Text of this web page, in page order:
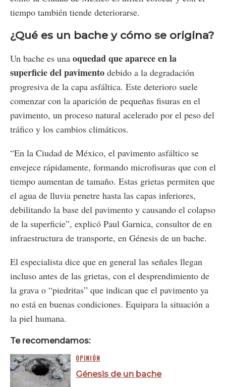
tiempo también tiende deteriorarse.
¿Qué es un bache y cómo se origina?
Un bache es una oquedad que aparece en la
superficie del pavimento debido a la degradación
progresiva de la capa asfáltica. Este deterioro suele
comenzar con la aparición de pequeñas fisuras en el
pavimento, un proceso natural acelerado por el peso del
tráfico y los cambios climáticos.
“En la Ciudad de México, el pavimento asfáltico se
envejece rápidamente, formando microfisuras que con el
tiempo aumentan de tamaño. Estas grietas permiten que
el agua de lluvia penetre hasta las capas inferiores,
debilitando la base del pavimento y causando el colapso
de la superficie”, explicó Paul Garnica, consultor de en
infraestructura de transporte, en Génesis de un bache.
El especialista dice que en general las señales llegan
incluso antes de las grietas, con el desprendimiento de
la grava o “piedritas” que indican que el pavimento ya
no está en buenas condiciones. Equipara la situación a
la piel humana.
Te recomendamos:
OPINIÓN
Génesis de un bache